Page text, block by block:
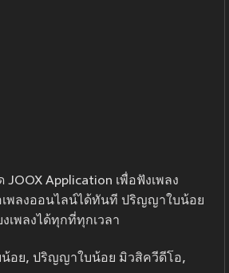
Application เพื่อฟังเพลง
พลงออนไลน์ได้ทันที ปริญญาใบน้อย
เพลงได้ทุกที่ทุกเวลา
อย, ปริญญาใบน้อย มิวสิควีดีโอ,